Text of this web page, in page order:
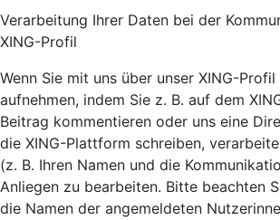
Verarbeitung Ihrer Daten bei der
XING-Profil
Wenn Sie mit uns über unser XING-
aufnehmen, indem Sie z. B. auf dem
Beitrag kommentieren oder uns eine
die XING-Plattform schreiben,
(z. B. Ihren Namen und die
Anliegen zu bearbeiten. Bitte beachten
die Namen der angemeldeten